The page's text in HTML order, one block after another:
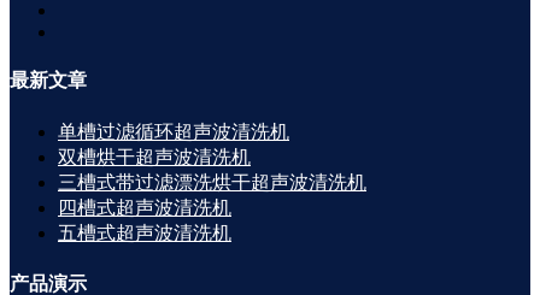
最新文章
单槽过滤循环超声波清洗机
双槽烘干超声波清洗机
三槽式带过滤漂洗烘干超声波清洗机
四槽式超声波清洗机
五槽式超声波清洗机
产品演示